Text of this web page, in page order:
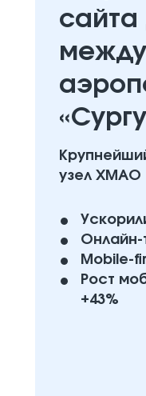
сайта
узел ХМАО
Онлайн-
Mobile-
Рост
+43%